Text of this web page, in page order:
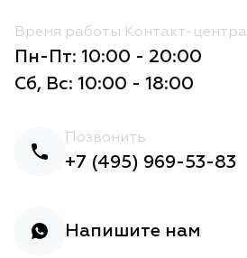
Время работы Контакт-центра
Пн-Пт: 10:00 - 20:00
Сб, Вс: 10:00 - 18:00
Позвонить
+7 (495) 969-53-83
Напишите нам